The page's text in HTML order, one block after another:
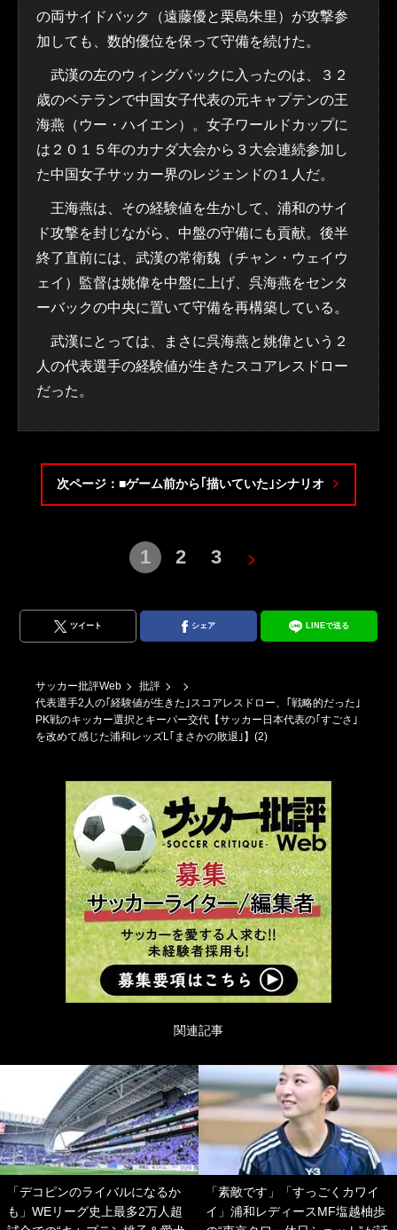
の両サイドバック（遠藤優と栗島朱里）が攻撃参
加しても、数的優位を保って守備を続けた。
武漢の左のウィングバックに入ったのは、３２
歳のベテランで中国女子代表の元キャプテンの王
海燕（ウー・ハイエン）。女子ワールドカップに
は２０１５年のカナダ大会から３大会連続参加し
た中国女子サッカー界のレジェンドの１人だ。
王海燕は、その経験値を生かして、浦和のサイ
ド攻撃を封じながら、中盤の守備にも貢献。後半
終了直前には、武漢の常衛魏（チャン・ウェイウ
ェイ）監督は姚偉を中盤に上げ、呉海燕をセンタ
ーバックの中央に置いて守備を再構築している。
武漢にとっては、まさに呉海燕と姚偉という２
人の代表選手の経験値が生きたスコアレスドロー
だった。
次ページ：■ゲーム前から｢描いていた｣シナリオ
1 2 3
ツイート シェア LINEで送る
サッカー批評Web
批評
代表選手2人の｢経験値が生きた｣スコアレスドロー、｢戦略的だった｣
PK戦のキッカー選択とキーパー交代【サッカー日本代表の｢すごさ｣
を改めて感じた浦和レッズL｢まさかの敗退｣】(2)
関連記事
「デコピンのライバルになるか
も」WEリーグ史上最多2万人超
「素敵です」「すっごくカワイ
イ」浦和レディースMF塩越柚歩